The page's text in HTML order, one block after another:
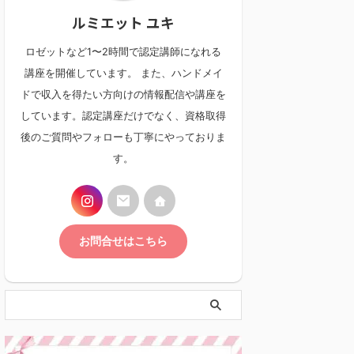
ルミエット ユキ
ロゼットなど1〜2時間で認定講師になれる
講座を開催しています。 また、ハンドメイ
ドで収入を得たい方向けの情報配信や講座を
しています。認定講座だけでなく、資格取得
後のご質問やフォローも丁寧にやっておりま
す。
お問合せはこちら